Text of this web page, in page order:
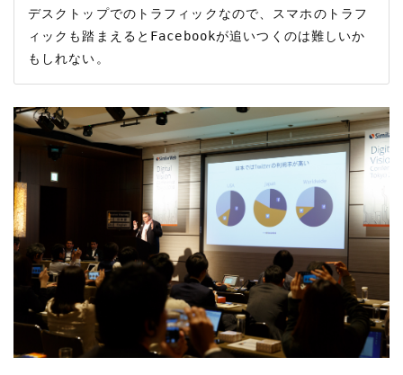
デスクトップでのトラフィックなので、スマホのトラフ
ィックも踏まえるとFacebookが追いつくのは難しいか